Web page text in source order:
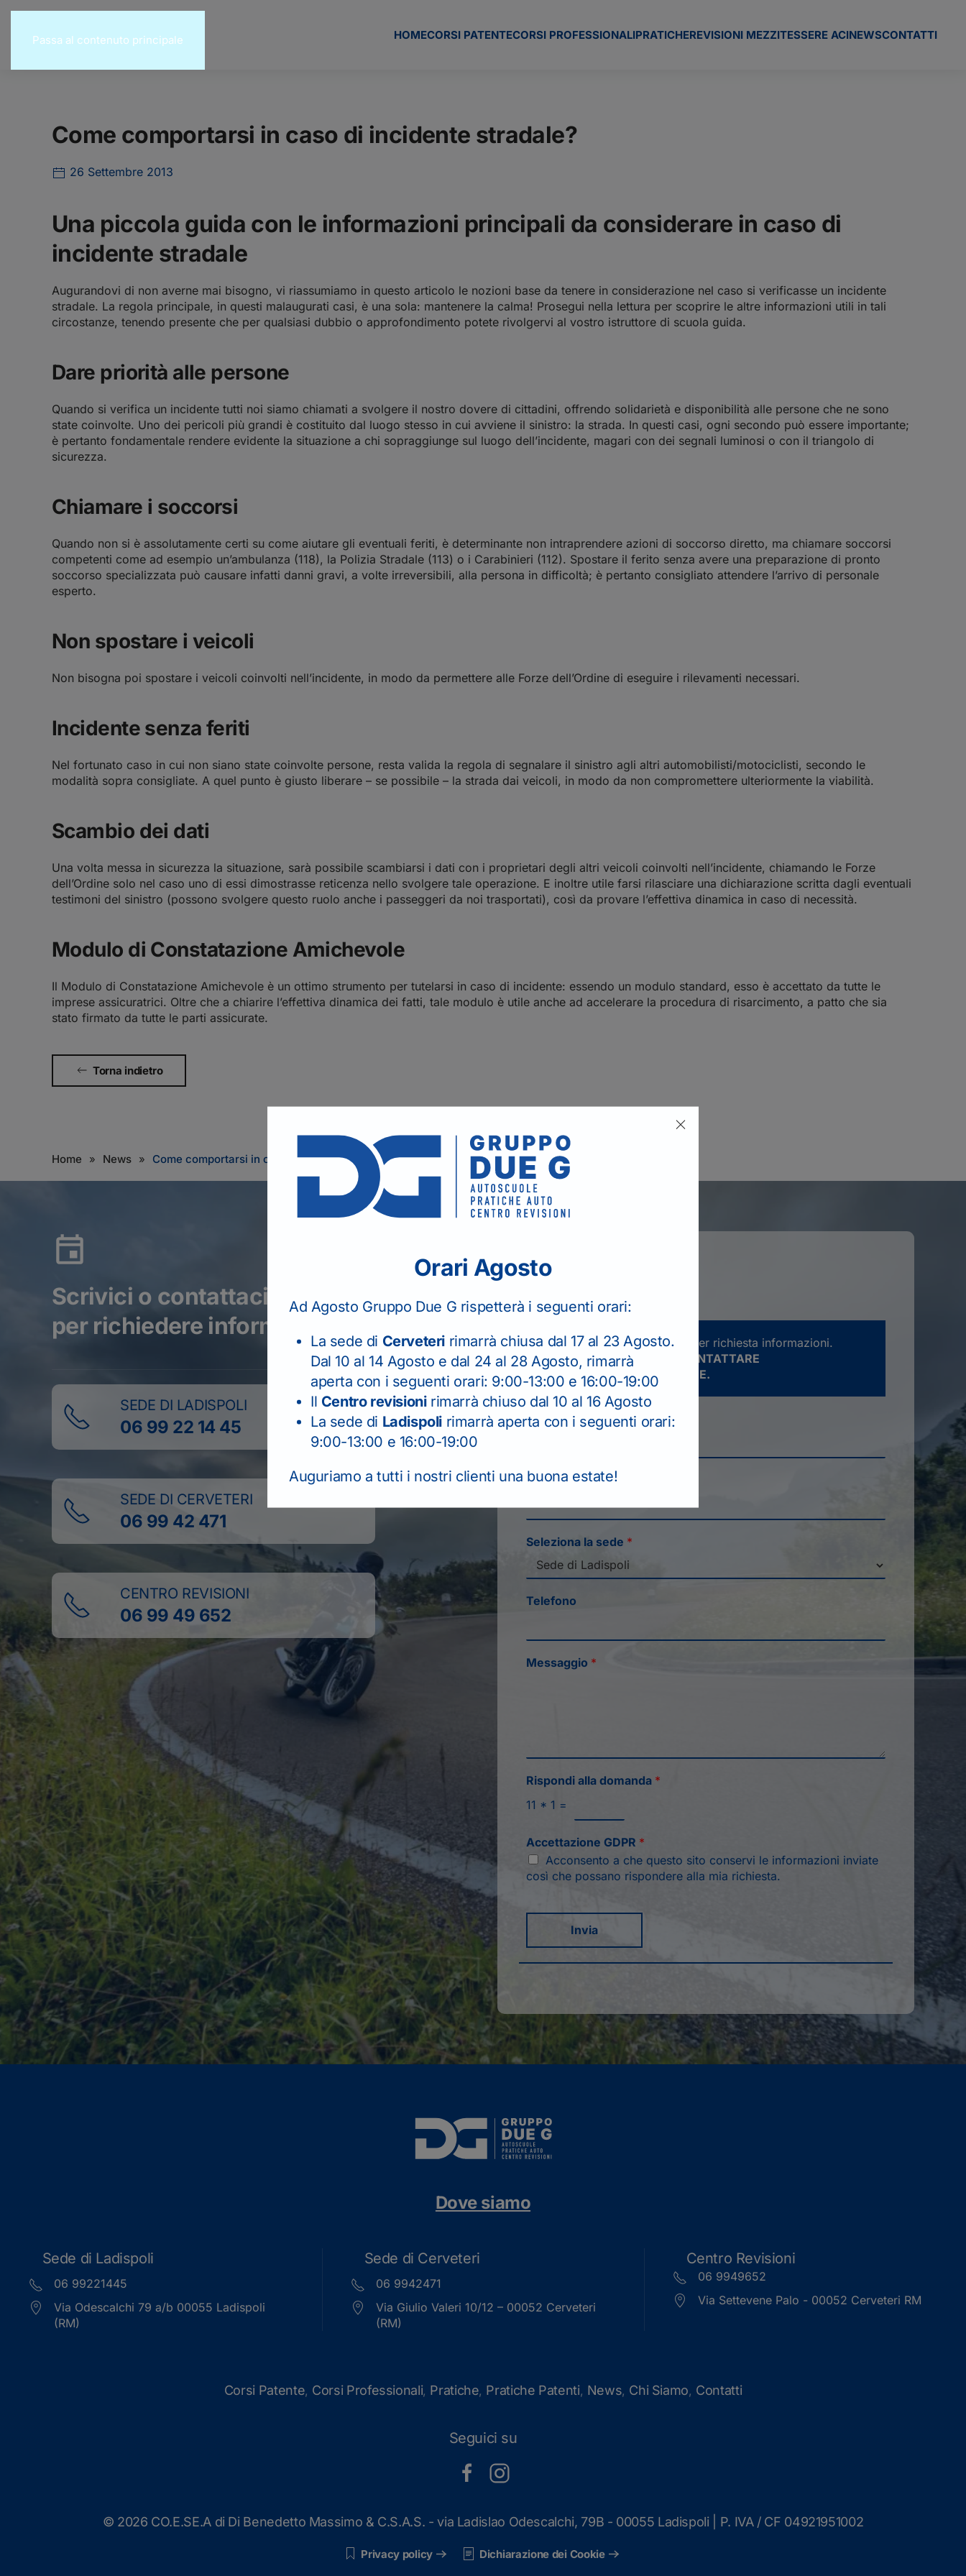
Passa al contenuto principale HOMECORSI PATENTECORSI PROFESSIONALIPRATICHEREVISIONI MEZZITESSERE ACINEWSCONTATTI
Come comportarsi in caso di incidente stradale?
26 Settembre 2013
Una piccola guida con le informazioni principali da considerare in caso di
incidente stradale
Augurandovi di non averne mai bisogno, vi riassumiamo in questo articolo le nozioni base da tenere in considerazione nel caso si verificasse un incidente
stradale. La regola principale, in questi malaugurati casi, è una sola: mantenere la calma! Prosegui nella lettura per scoprire le altre informazioni utili in tali
circostanze, tenendo presente che per qualsiasi dubbio o approfondimento potete rivolgervi al vostro istruttore di scuola guida.
Dare priorità alle persone
Quando si verifica un incidente tutti noi siamo chiamati a svolgere il nostro dovere di cittadini, offrendo solidarietà e disponibilità alle persone che ne sono
state coinvolte. Uno dei pericoli più grandi è costituito dal luogo stesso in cui avviene il sinistro: la strada. In questi casi, ogni secondo può essere importante;
è pertanto fondamentale rendere evidente la situazione a chi sopraggiunge sul luogo dell’incidente, magari con dei segnali luminosi o con il triangolo di
sicurezza.
Chiamare i soccorsi
Quando non si è assolutamente certi su come aiutare gli eventuali feriti, è determinante non intraprendere azioni di soccorso diretto, ma chiamare soccorsi
competenti come ad esempio un’ambulanza (118), la Polizia Stradale (113) o i Carabinieri (112). Spostare il ferito senza avere una preparazione di pronto
soccorso specializzata può causare infatti danni gravi, a volte irreversibili, alla persona in difficoltà; è pertanto consigliato attendere l’arrivo di personale
esperto.
Non spostare i veicoli
Non bisogna poi spostare i veicoli coinvolti nell’incidente, in modo da permettere alle Forze dell’Ordine di eseguire i rilevamenti necessari.
Incidente senza feriti
Nel fortunato caso in cui non siano state coinvolte persone, resta valida la regola di segnalare il sinistro agli altri automobilisti/motociclisti, secondo le
modalità sopra consigliate. A quel punto è giusto liberare – se possibile – la strada dai veicoli, in modo da non compromettere ulteriormente la viabilità.
Scambio dei dati
Una volta messa in sicurezza la situazione, sarà possibile scambiarsi i dati con i proprietari degli altri veicoli coinvolti nell’incidente, chiamando le Forze
dell’Ordine solo nel caso uno di essi dimostrasse reticenza nello svolgere tale operazione. E inoltre utile farsi rilasciare una dichiarazione scritta dagli eventuali
testimoni del sinistro (possono svolgere questo ruolo anche i passeggeri da noi trasportati), così da provare l’effettiva dinamica in caso di necessità.
Modulo di Constatazione Amichevole
Il Modulo di Constatazione Amichevole è un ottimo strumento per tutelarsi in caso di incidente: essendo un modulo standard, esso è accettato da tutte le
imprese assicuratrici. Oltre che a chiarire l’effettiva dinamica dei fatti, tale modulo è utile anche ad accelerare la procedura di risarcimento, a patto che sia
stato firmato da tutte le parti assicurate.
Torna indietro
Home News Come comportarsi in caso di incidente stradale?
Scrivici o contattaci telefonicamente
per richiedere informazioni.
SEDE DI LADISPOLI
06 99 22 14 45
SEDE DI CERVETERI
06 99 42 471
CENTRO REVISIONI
06 99 49 652
Il seguente form serve solo per richiesta informazioni.
PER I RINNOVI PATENTE CONTATTARE
TELEFONICAMENTE LA SEDE.
Nome*
Email*
Seleziona la sede *
Telefono
Messaggio *
Rispondi alla domanda *
11 * 1 =
Accettazione GDPR *
Acconsento a che questo sito conservi le informazioni inviate
così che possano rispondere alla mia richiesta.
Invia
Dove siamo
Sede di Ladispoli
06 99221445
Via Odescalchi 79 a/b 00055 Ladispoli
(RM)
Sede di Cerveteri
06 9942471
Via Giulio Valeri 10/12 – 00052 Cerveteri
(RM)
Centro Revisioni
06 9949652
Via Settevene Palo - 00052 Cerveteri RM
Corsi Patente, Corsi Professionali, Pratiche, Pratiche Patenti, News, Chi Siamo, Contatti
Seguici su
© 2026 CO.E.SE.A di Di Benedetto Massimo & C.S.A.S. - via Ladislao Odescalchi, 79B - 00055 Ladispoli | P. IVA / CF 04921951002
Privacy policy Dichiarazione dei Cookie
Orari Agosto
Ad Agosto Gruppo Due G rispetterà i seguenti orari:
La sede di Cerveteri rimarrà chiusa dal 17 al 23 Agosto.
Dal 10 al 14 Agosto e dal 24 al 28 Agosto, rimarrà
aperta con i seguenti orari: 9:00-13:00 e 16:00-19:00
Il Centro revisionirimarrà chiuso dal 10 al 16 Agosto
La sede di Ladispoli rimarrà aperta con i seguenti orari:
9:00-13:00 e 16:00-19:00
Auguriamo a tutti i nostri clienti una buona estate!